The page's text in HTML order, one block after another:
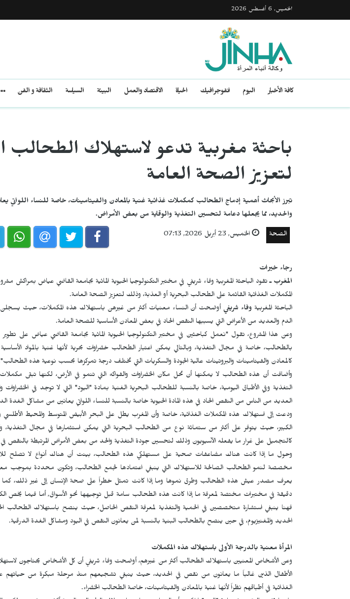
الخميس, 6 أغسطس 2026
كافة الأخبار اليوم انفوجرافيك الحياة الاقتصاد والعمل البيئة السياسة الثقافة و الفن
باحثة مغربية تدعو لاستهلاك الطحالب
لتعزيز الصحة العامة‫‬ ‬‬‬‬‬‬
تبرز الأبحاث أهمية إدماج الطحالب كمكملات غذائية غنية بالمعادن والفيتامينات، خاصة للنساء اللواتي
والحديد، مما يجعلها دعامة لتحسين التغذية والوقاية من بعض الأمراض.
الصحة الخميس, 23 أبريل 2026, 07:13
رجاء خيرات
المغرب ـ تقود الباحثة المغربية وفاء شريفي في مختبر التكنولوجيا الحيوية المائية بجامعة القاضي عياض بمراكش
المكملات الغذائية القائمة على الطحالب البحرية أو العذبة، وذلك لتعزيز الصحة العامة.
الباحثة المغربية وفاء شريفي أوضحت أن النساء معنيات أكثر من غيرهن باستهلاك هذه المكملات، حيث يسجلن
الدم والعديد من الأعراض التي يسببها النقص الحاد في بعض المعادن الأساسية للصحة العامة.
وعن هذا المشروع، تقول "نعمل كباحثين في مختبر التكنولوجيا الحيوية المائية بجامعة القاضي عياض على
بالطحالب، خاصة في مجال التغذية، وبالتالي يمكن اعتبار الطحالب خضراوات بحرية لأنها غنية بالمواد
كالمعادن والفيتامينات والبروتينات عالية الجودة والسكريات التي تختلف درجة تمركزها بحسب نوعية هذه
وأضافت أن هذه الطحالب لا يمكنها أن تحل مكان الخضراوات والفواكه التي تنمو في الأرض، لكنها تبقى مكملات
التغذية وفي الأطباق اليومية، خاصة بالنسبة للطحالب البحرية الغنية بمادة "اليود" التي لا توجد في الخضراوات
العديد من الناس من النقص الحاد في هذه المادة الحيوية خاصة بالنسبة للنساء اللواتي يعانين من مشاكل الغدة
ودعت إلى استهلاك هذه المكملات الغذائية، خاصة وأن المغرب يطل على البحر الأبيض المتوسط والمحيط
الكبير، حيث يتوفر على أكثر من ستمائة نوع من الطحالب البحرية التي يمكن استثمارها في مجال
كالتجميل على غرار ما يفعله الآسيويون وذلك لتحسين جودة التغذية والحد من بعض الأمراض المرتبطة بالنقص في
وحول ما إذا كانت هناك مضاعفات صحية على مستهلكي هذه الطحالب، بينت أن هناك أنواع لا تصلح
مخصصة لنمو الطحالب الصالحة للاستهلاك التي ينبغي اعتمادها لجمع الطحالب، وتكون محددة بموجب
يعرف مصدر عيش هذه الطحالب وطرق نموها وما إذا كانت تمثل خطراً على صحة الإنسان إلى غير ذلك، كما
دقيقة في مختبرات مختصة لمعرفة ما إذا كانت هذه الطحالب سامة قبل توجيهها نحو الأسواق, أما فيما يخص
فهنا ينبغي استشارة متخصصين في الحمية والتغذية لمعرفة النقص الحاصل، حيث ينصح باستهلاك الطحالب
الحديد والمغنيزيوم، في حين ينصح بالطحالب البنية بالنسبة لمن يعانون النقص في اليود ومشاكل الغدة الدرقية.
المرأة معنية بالدرجة الأولى باستهلاك هذه المكملات
وعن الأشخاص المعنيين باستهلاك الطحالب أكثر من غيرهم، أوضحت وفاء شريفي أن كل الأشخاص يحتاجون
الأطفال الذين غالباً ما يعانون من نقص في الحديد، حيث ينبغي تشجيعهم منذ مرحلة مبكرة من حياتهم
الغذائية في أطباقهم نظراً لأنها غنية بالمعادن والفيتامينات، خاصة الطحالب الخضراء.